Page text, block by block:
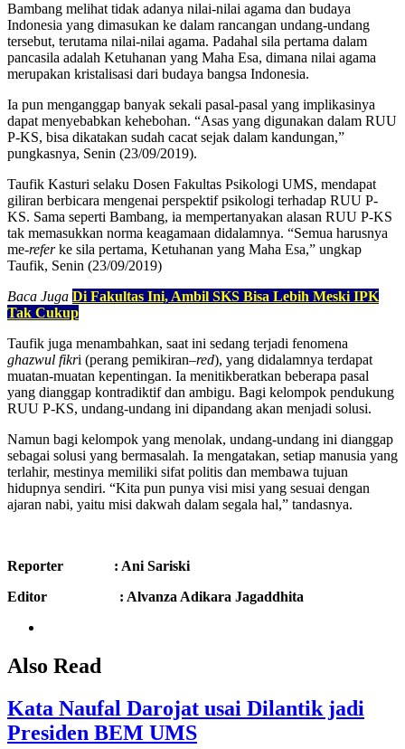
Bambang melihat tidak adanya nilai-nilai agama dan budaya
Indonesia yang dimasukan ke dalam rancangan undang-undang
tersebut, terutama nilai-nilai agama. Padahal sila pertama dalam
pancasila adalah Ketuhanan yang Maha Esa, dimana nilai agama
merupakan kristalisasi dari budaya bangsa Indonesia.
Ia pun menganggap banyak sekali pasal-pasal yang implikasinya
dapat menyebabkan kehebohan. “Asas yang digunakan dalam RUU
P-KS, bisa dikatakan sudah cacat sejak dalam kandungan,”
pungkasnya, Senin (23/09/2019).
Taufik Kasturi selaku Dosen Fakultas Psikologi UMS, mendapat
giliran berbicara mengenai perspektif psikologi terhadap RUU P-
KS. Sama seperti Bambang, ia mempertanyakan alasan RUU P-KS
tak memasukkan norma keagamaan didalamnya. “Semua harusnya
me-referke sila pertama, Ketuhanan yang Maha Esa,” ungkap
Taufik, Senin (23/09/2019)
Baca Juga Di Fakultas Ini, Ambil SKS Bisa Lebih Meski IPK
Tak Cukup
Taufik juga menambahkan, saat ini sedang terjadi fenomena
ghazwul fikri (perang pemikiran–red), yang didalamnya terdapat
muatan-muatan kepentingan. Ia menitikberatkan beberapa pasal
yang dianggap kontradiktif dan ambigu. Bagi kelompok pendukung
RUU P-KS, undang-undang ini dipandang akan menjadi solusi.
Namun bagi kelompok yang menolak, undang-undang ini dianggap
sebagai solusi yang bermasalah. Ia mengatakan, setiap manusia yang
terlahir, mestinya memiliki sifat politis dan membawa tujuan
hidupnya sendiri. “Kita pun punya visi misi yang sesuai dengan
ajaran nabi, yaitu misi dakwah dalam segala hal,” tandasnya.
Reporter : Ani Sariski
Editor : Alvanza Adikara Jagaddhita
Also Read
Kata Naufal Darojat usai Dilantik jadi
Presiden BEM UMS